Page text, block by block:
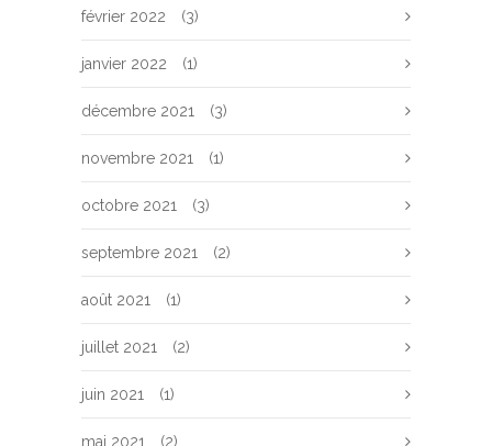
février 2022 (3)
janvier 2022 (1)
décembre 2021 (3)
novembre 2021 (1)
octobre 2021 (3)
septembre 2021 (2)
août 2021 (1)
juillet 2021 (2)
juin 2021 (1)
mai 2021 (2)